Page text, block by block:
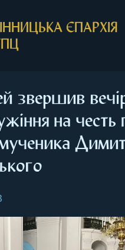
ЄПАРХІЯ
звершив
на честь